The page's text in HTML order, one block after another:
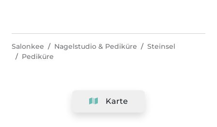
Karte
Salonkee Nagelstudio & Pediküre
Steinsel
Pediküre